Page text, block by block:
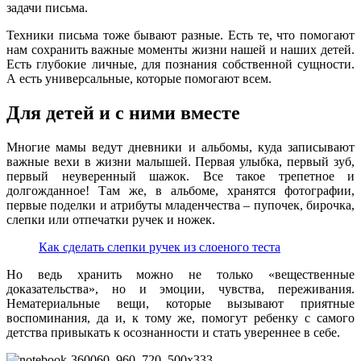
задачи письма.
Техники письма тоже бывают разные. Есть те, что помогают
нам сохранить важные моменты жизни нашей и наших детей.
Есть глубокие личные, для познания собственной сущности.
А есть универсальные, которые помогают всем.
Для детей и с ними вместе
Многие мамы ведут дневники и альбомы, куда записывают
важные вехи в жизни малышей. Первая улыбка, первый зуб,
первый неуверенный шажок. Все такое трепетное и
долгожданное! Там же, в альбоме, хранятся фотографии,
первые поделки и атрибуты младенчества – пупочек, бирочка,
слепки или отпечатки ручек и ножек.
Как сделать слепки ручек из слоеного теста
Но ведь хранить можно не только «вещественные
доказательства», но и эмоции, чувства, переживания.
Нематериальные вещи, которые вызывают приятные
воспоминания, да и, к тому же, помогут ребенку с самого
детства привыкать к осознанности и стать увереннее в себе.